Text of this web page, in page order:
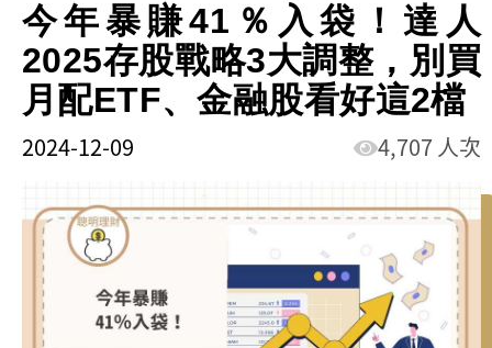
今年暴賺41％入袋！達人
2025存股戰略3大調整，別買
月配ETF、金融股看好這2檔
2024-12-09 4,707 人次